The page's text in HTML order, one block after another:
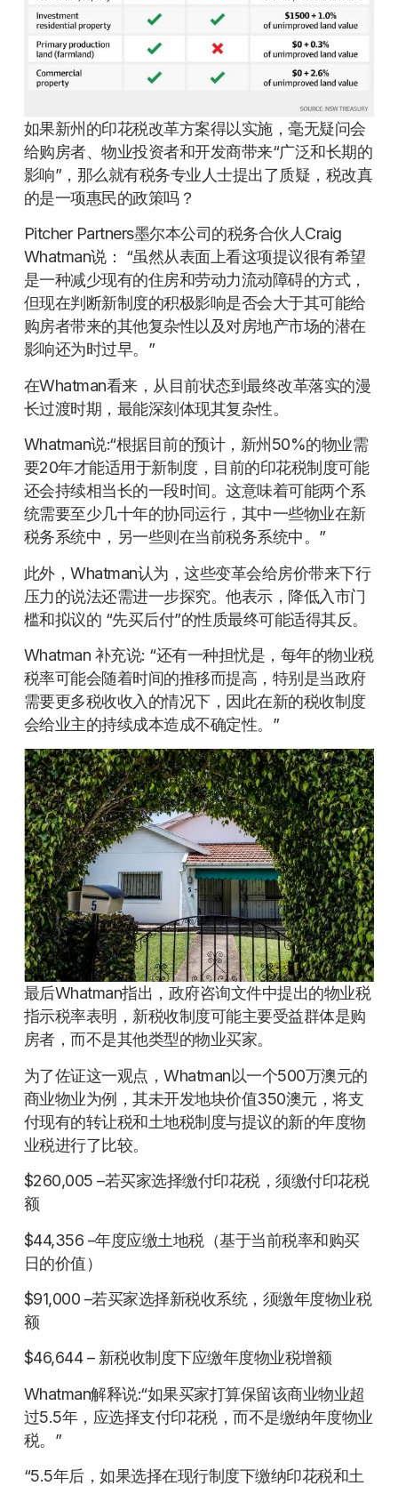
如果新州的印花税改革方案得以实施，毫无疑问会
给购房者、物业投资者和开发商带来“广泛和长期的
影响”，那么就有税务专业人士提出了质疑，税改真
的是一项惠民的政策吗？
Pitcher Partners墨尔本公司的税务合伙人Craig
Whatman说： “虽然从表面上看这项提议很有希望
是一种减少现有的住房和劳动力流动障碍的方式，
但现在判断新制度的积极影响是否会大于其可能给
购房者带来的其他复杂性以及对房地产市场的潜在
影响还为时过早。”
在Whatman看来，从目前状态到最终改革落实的漫
长过渡时期，最能深刻体现其复杂性。
Whatman说:“根据目前的预计，新州50%的物业需
要20年才能适用于新制度，目前的印花税制度可能
还会持续相当长的一段时间。这意味着可能两个系
统需要至少几十年的协同运行，其中一些物业在新
税务系统中，另一些则在当前税务系统中。”
此外，Whatman认为，这些变革会给房价带来下行
压力的说法还需进一步探究。他表示，降低入市门
槛和拟议的 “先买后付”的性质最终可能适得其反。
Whatman 补充说: “还有一种担忧是，每年的物业税
税率可能会随着时间的推移而提高，特别是当政府
需要更多税收收入的情况下，因此在新的税收制度
会给业主的持续成本造成不确定性。”
最后Whatman指出，政府咨询文件中提出的物业税
指示税率表明，新税收制度可能主要受益群体是购
房者，而不是其他类型的物业买家。
为了佐证这一观点，Whatman以一个500万澳元的
商业物业为例，其未开发地块价值350澳元，将支
付现有的转让税和土地税制度与提议的新的年度物
业税进行了比较。
$260,005 –若买家选择缴付印花税，须缴付印花税
额
$44,356 –年度应缴土地税（基于当前税率和购买
日的价值）
$91,000 –若买家选择新税收系统，须缴年度物业税
额
$46,644 – 新税收制度下应缴年度物业税增额
Whatman解释说:“如果买家打算保留该商业物业超
过5.5年，应选择支付印花税，而不是缴纳年度物业
税。”
“5.5年后，如果选择在现行制度下缴纳印花税和土